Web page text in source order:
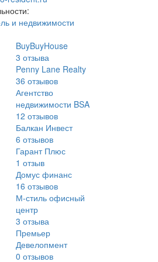
и недвижимости
BuyBuyHouse
3 отзыва
Penny Lane Realty
36 отзывов
Агентство
недвижимости BSA
12 отзывов
Балкан Инвест
6 отзывов
Гарант Плюс
1 отзыв
Домус финанс
16 отзывов
М-стиль офисный
центр
3 отзыва
Премьер
Девелопмент
0 отзывов